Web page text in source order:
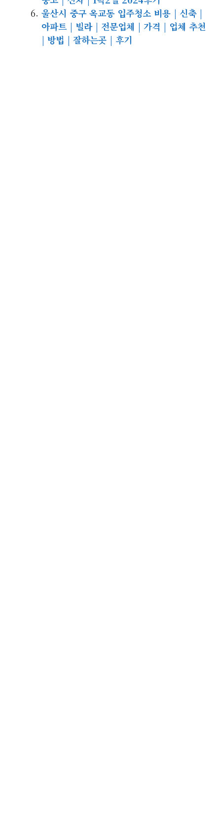
울산시 중구 옥교동 입주청소 비용 | 신축 |
아파트 | 빌라 | 전문업체 | 가격 | 업체 추천
| 방법 | 잘하는곳 | 후기